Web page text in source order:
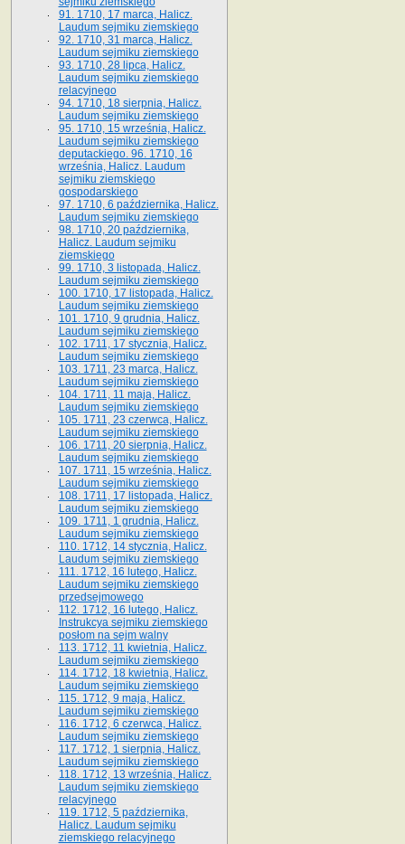
91. 1710, 17 marca, Halicz.
Laudum sejmiku ziemskiego
92. 1710, 31 marca, Halicz.
Laudum sejmiku ziemskiego
93. 1710, 28 lipca, Halicz.
Laudum sejmiku ziemskiego
relacyjnego
94. 1710, 18 sierpnia, Halicz.
Laudum sejmiku ziemskiego
95. 1710, 15 września, Halicz.
Laudum sejmiku ziemskiego
deputackiego. 96. 1710, 16
września, Halicz. Laudum
sejmiku ziemskiego
gospodarskiego
97. 1710, 6 października, Halicz.
Laudum sejmiku ziemskiego
98. 1710, 20 października,
Halicz. Laudum sejmiku
ziemskiego
99. 1710, 3 listopada, Halicz.
Laudum sejmiku ziemskiego
100. 1710, 17 listopada, Halicz.
Laudum sejmiku ziemskiego
101. 1710, 9 grudnia, Halicz.
Laudum sejmiku ziemskiego
102. 1711, 17 stycznia, Halicz.
Laudum sejmiku ziemskiego
103. 1711, 23 marca, Halicz.
Laudum sejmiku ziemskiego
104. 1711, 11 maja, Halicz.
Laudum sejmiku ziemskiego
105. 1711, 23 czerwca, Halicz.
Laudum sejmiku ziemskiego
106. 1711, 20 sierpnia, Halicz.
Laudum sejmiku ziemskiego
107. 1711, 15 września, Halicz.
Laudum sejmiku ziemskiego
108. 1711, 17 listopada, Halicz.
Laudum sejmiku ziemskiego
109. 1711, 1 grudnia, Halicz.
Laudum sejmiku ziemskiego
110. 1712, 14 stycznia, Halicz.
Laudum sejmiku ziemskiego
111. 1712, 16 lutego, Halicz.
Laudum sejmiku ziemskiego
przedsejmowego
112. 1712, 16 lutego, Halicz.
Instrukcya sejmiku ziemskiego
posłom na sejm walny
113. 1712, 11 kwietnia, Halicz.
Laudum sejmiku ziemskiego
114. 1712, 18 kwietnia, Halicz.
Laudum sejmiku ziemskiego
115. 1712, 9 maja, Halicz.
Laudum sejmiku ziemskiego
116. 1712, 6 czerwca, Halicz.
Laudum sejmiku ziemskiego
117. 1712, 1 sierpnia, Halicz.
Laudum sejmiku ziemskiego
118. 1712, 13 września, Halicz.
Laudum sejmiku ziemskiego
relacyjnego
119. 1712, 5 października,
Halicz. Laudum sejmiku
ziemskiego relacyjnego